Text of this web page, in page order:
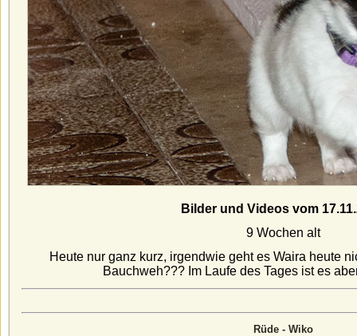
Bilder und Videos vom
9 Wochen alt
Heute nur ganz kurz, irgendwie geht es Waira heute
Bauchweh??? Im Laufe des Tages ist es
Rüde - Wiko